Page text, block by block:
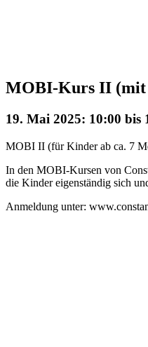
MOBI-Kurs II (mit
19. Mai 2025: 10:00 bis
MOBI II (für Kinder ab ca. 7
In den MOBI-Kursen von
die Kinder eigenständig sich
Anmeldung unter: